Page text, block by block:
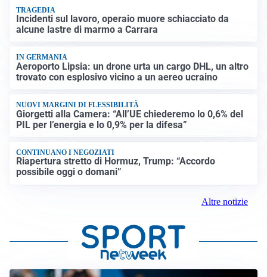
TRAGEDIA
Incidenti sul lavoro, operaio muore schiacciato da
alcune lastre di marmo a Carrara
IN GERMANIA
Aeroporto Lipsia: un drone urta un cargo DHL, un altro
trovato con esplosivo vicino a un aereo ucraino
NUOVI MARGINI DI FLESSIBILITÀ
Giorgetti alla Camera: “All’UE chiederemo lo 0,6% del
PIL per l’energia e lo 0,9% per la difesa”
CONTINUANO I NEGOZIATI
Riapertura stretto di Hormuz, Trump: “Accordo
possibile oggi o domani”
Altre notizie